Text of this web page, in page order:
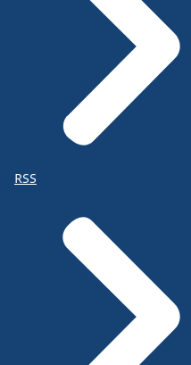
RSS